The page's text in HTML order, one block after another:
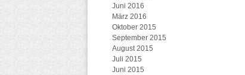
Juni 2016
März 2016
Oktober 2015
September 2015
August 2015
Juli 2015
Juni 2015